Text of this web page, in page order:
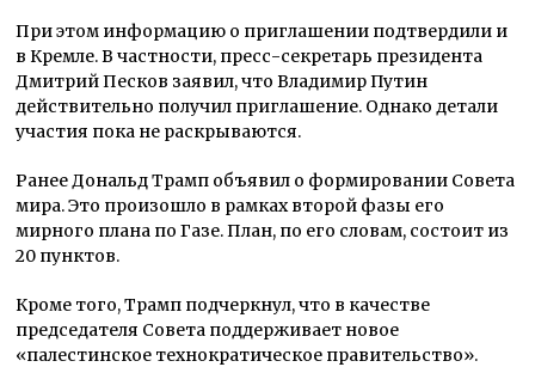
При этом информацию о приглашении подтвердили и
в Кремле. В частности, пресс-секретарь президента
Дмитрий Песков заявил, что Владимир Путин
действительно получил приглашение. Однако детали
участия пока не раскрываются.
Ранее Дональд Трамп объявил о формировании Совета
мира. Это произошло в рамках второй фазы его
мирного плана по Газе. План, по его словам, состоит из
20 пунктов.
Кроме того, Трамп подчеркнул, что в качестве
председателя Совета поддерживает новое
«палестинское технократическое правительство».